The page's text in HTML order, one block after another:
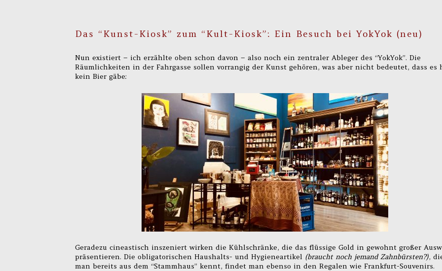
Das “Kunst-Kiosk” zum “Kult-Kiosk”: Ein Besuch bei YokYok (neu)
Nun existiert – ich erzählte oben schon davon – also noch ein zentraler Ableger des “YokYok”. Die
Räumlichkeiten in der Fahrgasse sollen vorrangig der Kunst gehören, was aber nicht bedeutet, dass es
kein Bier gäbe:
Geradezu cineastisch inszeniert wirken die Kühlschränke, die das flüssige Gold in gewohnt großer
präsentieren. Die obligatorischen Haushalts- und Hygieneartikel (braucht noch jemand Zahnbürsten?),
man bereits aus dem “Stammhaus” kennt, findet man ebenso in den Regalen wie Frankfurt-Souvenirs.